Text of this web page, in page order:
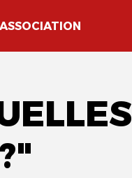
ASSOCIATION